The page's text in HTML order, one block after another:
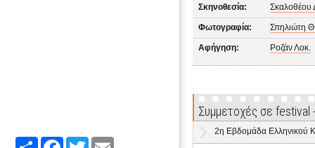
Share FacebookTwitter
Σκηνοθεσία: Σκαλοθέου
Φωτογραφία: Σπηλιώτη
Αφήγηση: Ροζάν Λοκ.
Συμμετοχές σε
2η Εβδομάδα Ελληνικού